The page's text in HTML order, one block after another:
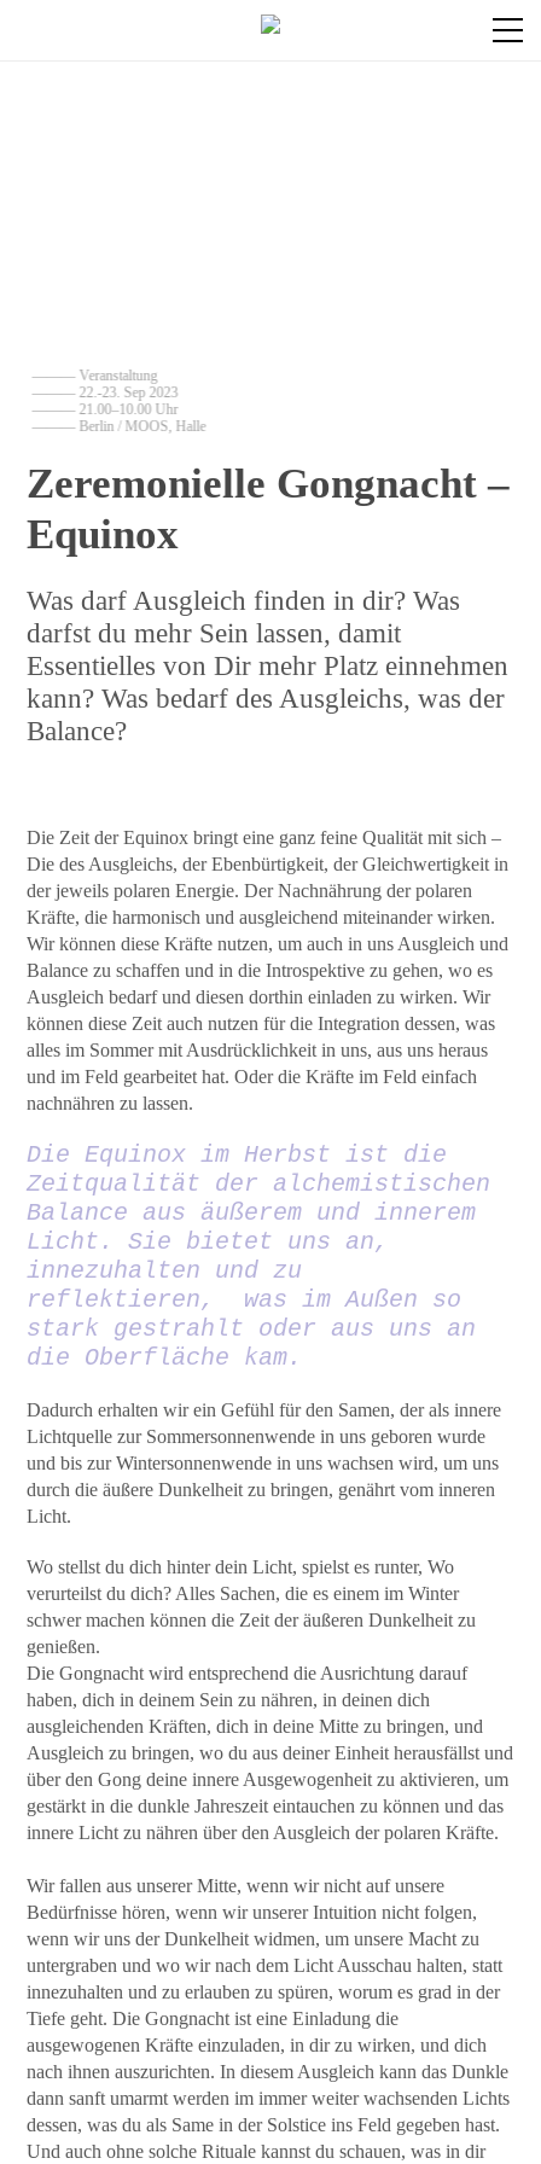
——— Veranstaltung
——— 22.-23. Sep 2023
——— 21.00–10.00 Uhr
——— Berlin / MOOS, Halle
Zeremonielle Gongnacht –
Equinox
Was darf Ausgleich finden in dir? Was
darfst du mehr Sein lassen, damit
Essentielles von Dir mehr Platz einnehmen
kann? Was bedarf des Ausgleichs, was der
Balance?
Die Zeit der Equinox bringt eine ganz feine Qualität mit sich –
Die des Ausgleichs, der Ebenbürtigkeit, der Gleichwertigkeit in
der jeweils polaren Energie. Der Nachnährung der polaren
Kräfte, die harmonisch und ausgleichend miteinander wirken.
Wir können diese Kräfte nutzen, um auch in uns Ausgleich und
Balance zu schaffen und in die Introspektive zu gehen, wo es
Ausgleich bedarf und diesen dorthin einladen zu wirken. Wir
können diese Zeit auch nutzen für die Integration dessen, was
alles im Sommer mit Ausdrücklichkeit in uns, aus uns heraus
und im Feld gearbeitet hat. Oder die Kräfte im Feld einfach
nachnähren zu lassen.
Die Equinox im Herbst ist die
Zeitqualität der alchemistischen
Balance aus äußerem und innerem
Licht. Sie bietet uns an,
innezuhalten und zu
reflektieren, was im Außen so
stark gestrahlt oder aus uns an
die Oberfläche kam.
Dadurch erhalten wir ein Gefühl für den Samen, der als innere
Lichtquelle zur Sommersonnenwende in uns geboren wurde
und bis zur Wintersonnenwende in uns wachsen wird, um uns
durch die äußere Dunkelheit zu bringen, genährt vom inneren
Licht.
Wo stellst du dich hinter dein Licht, spielst es runter, Wo
verurteilst du dich? Alles Sachen, die es einem im Winter
schwer machen können die Zeit der äußeren Dunkelheit zu
genießen.
Die Gongnacht wird entsprechend die Ausrichtung darauf
haben, dich in deinem Sein zu nähren, in deinen dich
ausgleichenden Kräften, dich in deine Mitte zu bringen, und
Ausgleich zu bringen, wo du aus deiner Einheit herausfällst und
über den Gong deine innere Ausgewogenheit zu aktivieren, um
gestärkt in die dunkle Jahreszeit eintauchen zu können und das
innere Licht zu nähren über den Ausgleich der polaren Kräfte.
Wir fallen aus unserer Mitte, wenn wir nicht auf unsere
Bedürfnisse hören, wenn wir unserer Intuition nicht folgen,
wenn wir uns der Dunkelheit widmen, um unsere Macht zu
untergraben und wo wir nach dem Licht Ausschau halten, statt
innezuhalten und zu erlauben zu spüren, worum es grad in der
Tiefe geht. Die Gongnacht ist eine Einladung die
ausgewogenen Kräfte einzuladen, in dir zu wirken, und dich
nach ihnen auszurichten. In diesem Ausgleich kann das Dunkle
dann sanft umarmt werden im immer weiter wachsenden Lichts
dessen, was du als Same in der Solstice ins Feld gegeben hast.
Und auch ohne solche Rituale kannst du schauen, was in dir